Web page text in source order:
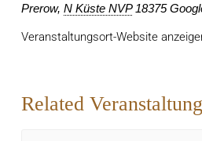
Prerow, N Küste NVP 18375
Veranstaltungsort-Website
Related